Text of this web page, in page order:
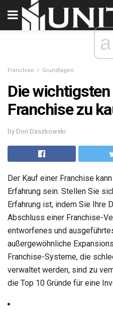
Franchise Grundlagen
Die wichtigsten
Franchise zu
by Don Daszkowski
Der Kauf einer Franchise
Erfahrung sein. Stellen Sie
Erfahrung ist, indem Sie Ihre
Abschluss einer Franchise-
entworfenes und
außergewöhnliche
Franchise-Systeme, die
verwaltet werden, sind zu
die Top 10 Gründe für eine